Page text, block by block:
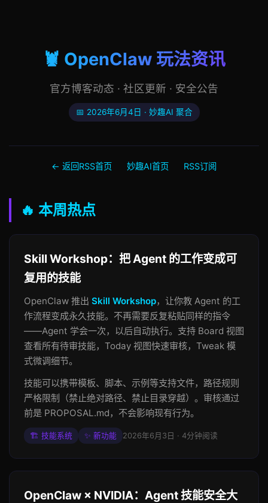
🦞 OpenClaw 玩法资讯
官方博客动态 · 社区更新 · 安全公告
📅 2026年6月4日 · 妙趣AI 聚合
← 返回RSS首页 妙趣AI首页 RSS订阅
🔥 本周热点
Skill Workshop：把 Agent 的工作变成可
复用的技能
OpenClaw 推出 Skill Workshop，让你教 Agent 的工
作流程变成永久技能。不再需要反复粘贴同样的指令
——Agent 学会一次，以后自动执行。支持 Board 视图
查看所有待审技能，Today 视图快速审核，Tweak 模
式微调细节。
技能可以携带模板、脚本、示例等支持文件，路径规则
严格限制（禁止绝对路径、禁止目录穿越）。审核通过
前是 PROPOSAL.md，不会影响现有行为。
🏗️ 技能系统 ✨ 新功能 2026年6月3日 · 4分钟阅读
OpenClaw × NVIDIA：Agent 技能安全大